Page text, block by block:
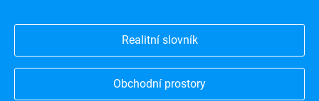
Realitní slovník
Obchodní prostory